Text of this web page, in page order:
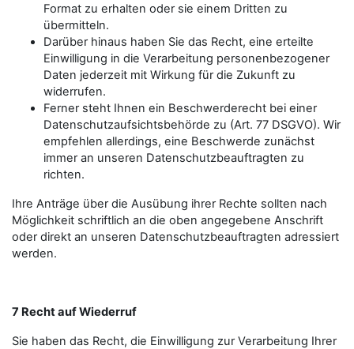
Format zu erhalten oder sie einem Dritten zu
übermitteln.
Darüber hinaus haben Sie das Recht, eine erteilte
Einwilligung in die Verarbeitung personenbezogener
Daten jederzeit mit Wirkung für die Zukunft zu
widerrufen.
Ferner steht Ihnen ein Beschwerderecht bei einer
Datenschutzaufsichtsbehörde zu (Art. 77 DSGVO). Wir
empfehlen allerdings, eine Beschwerde zunächst
immer an unseren Datenschutzbeauftragten zu
richten.
Ihre Anträge über die Ausübung ihrer Rechte sollten nach
Möglichkeit schriftlich an die oben angegebene Anschrift
oder direkt an unseren Datenschutzbeauftragten adressiert
werden.
7 Recht auf Wiederruf
Sie haben das Recht, die Einwilligung zur Verarbeitung Ihrer